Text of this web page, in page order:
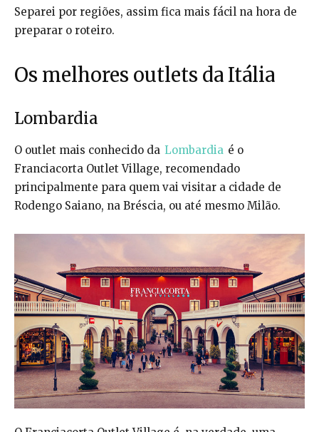
Separei por regiões, assim fica mais fácil na hora de
preparar o roteiro.
Os melhores outlets da Itália
Lombardia
O outlet mais conhecido da Lombardia é o
Franciacorta Outlet Village, recomendado
principalmente para quem vai visitar a cidade de
Rodengo Saiano, na Bréscia, ou até mesmo Milão.